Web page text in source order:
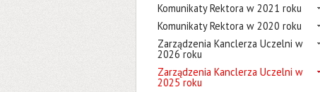
Komunikaty Rektora w 2021 roku
Komunikaty Rektora w 2020 roku
Zarządzenia Kanclerza Uczelni w
2026 roku
Zarządzenia Kanclerza Uczelni w
2025 roku